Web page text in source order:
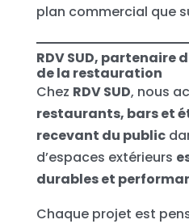
plan commercial que
RDV SUD, partenaire
de la restauration
Chez RDV SUD, nous
restaurants, bars et
recevant du public
d’espaces extérieurs
durables et
Chaque projet est